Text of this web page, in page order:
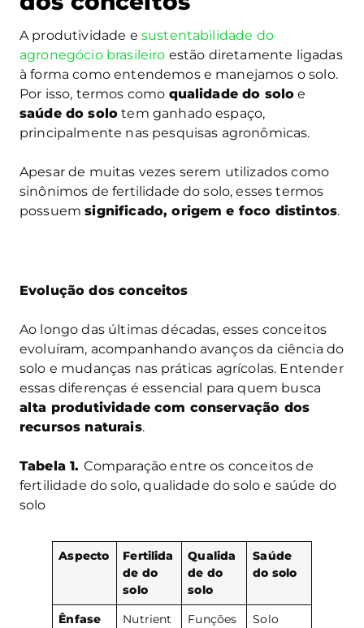
A produtividade e sustentabilidade do
agronegócio brasileiro estão diretamente ligadas
à forma como entendemos e manejamos o solo.
Por isso, termos como qualidade do solo e
saúde do solo tem ganhado espaço,
principalmente nas pesquisas agronômicas.
Apesar de muitas vezes serem utilizados como
sinônimos de fertilidade do solo, esses termos
possuemsignificado, origem e foco distintos.
Evolução dos conceitos
Ao longo das últimas décadas, esses conceitos
evoluíram, acompanhando avanços da ciência do
solo e mudanças nas práticas agrícolas. Entender
essas diferenças é essencial para quem busca
alta produtividade com conservação dos
recursos naturais.
Tabela 1. Comparação entre os conceitos de
fertilidade do solo, qualidade do solo e saúde do
solo
Aspecto
Fertilida
de do
solo
Qualida
de do
solo
Saúde
do solo
Ênfase
Nutrient
Funções
Solo